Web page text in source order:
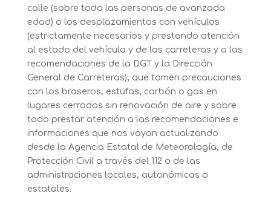
calle (sobre todo las personas de avanzada
edad) o los desplazamientos con vehículos
(estrictamente necesarios y prestando atención
al estado del vehículo y de las carreteras y a las
recomendaciones de la DGT y la Dirección
General de Carreteras); que tomen precauciones
con los braseros, estufas, carbón o gas en
lugares cerrados sin renovación de aire y sobre
todo prestar atención a las recomendaciones e
informaciones que nos vayan actualizando
desde la Agencia Estatal de Meteorología, de
Protección Civil a través del 112 o de las
administraciones locales, autonómicas o
estatales.